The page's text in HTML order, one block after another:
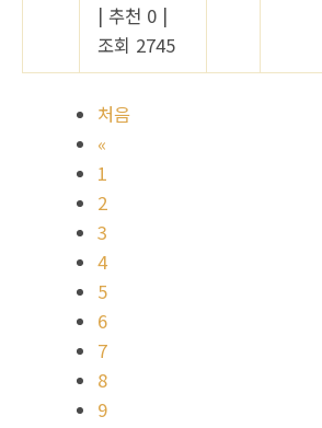
| 추천 0 |
조회 2745
처음
«
1
2
3
4
5
6
7
8
9